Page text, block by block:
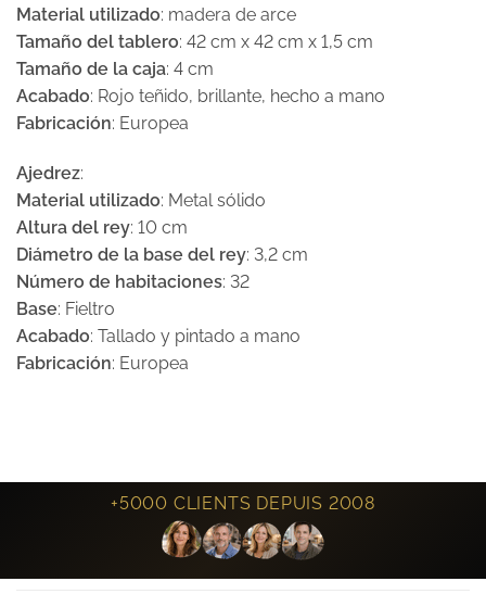
Material utilizado: madera de arce
Tamaño del tablero: 42 cm x 42 cm x 1,5 cm
Tamaño de la caja: 4 cm
Acabado: Rojo teñido, brillante, hecho a mano
Fabricación: Europea
Ajedrez:
Material utilizado: Metal sólido
Altura del rey: 10 cm
Diámetro de la base del rey: 3,2 cm
Número de habitaciones: 32
Base: Fieltro
Acabado: Tallado y pintado a mano
Fabricación: Europea
+5000 CLIENTS DEPUIS 2008